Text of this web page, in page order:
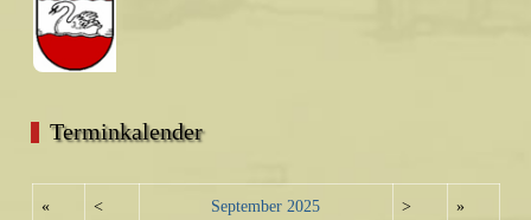
Terminkalender
« < September 2025 > »